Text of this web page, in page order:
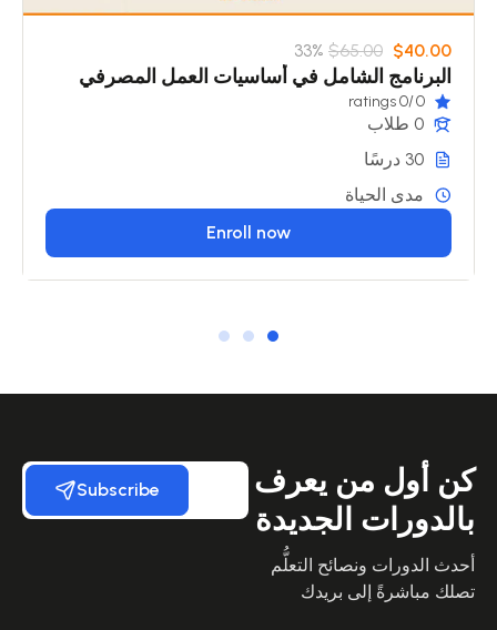
$65.00 $40.00
33%
البرنامج الشامل في أساسيات العمل المصرفي
0
/0 ratings
0 طلاب
30 درسًا
مدى الحياة
Enroll now
كن أول من يعرف
بالدورات الجديدة
أحدث الدورات ونصائح التعلُّم
تصلك مباشرةً إلى بريدك
Subscribe